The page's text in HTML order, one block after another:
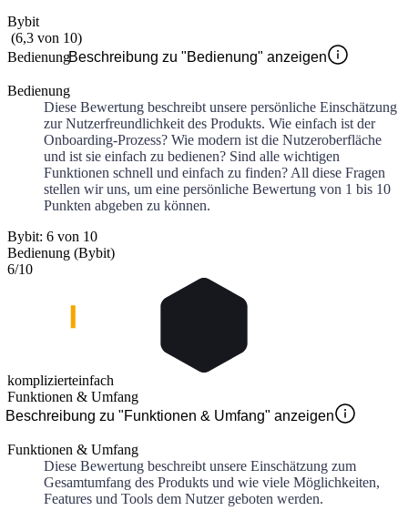
Bybit
(6,3 von 10)
BedienungBeschreibung zu "Bedienung" anzeigen
Bedienung
Diese Bewertung beschreibt unsere persönliche Einschätzung
zur Nutzerfreundlichkeit des Produkts. Wie einfach ist der
Onboarding-Prozess? Wie modern ist die Nutzeroberfläche
und ist sie einfach zu bedienen? Sind alle wichtigen
Funktionen schnell und einfach zu finden? All diese Fragen
stellen wir uns, um eine persönliche Bewertung von 1 bis 10
Punkten abgeben zu können.
Bybit: 6 von 10
Bedienung (Bybit)
6/10
komplizierteinfach
Funktionen & Umfang
Beschreibung zu "Funktionen & Umfang" anzeigen
Funktionen & Umfang
Diese Bewertung beschreibt unsere Einschätzung zum
Gesamtumfang des Produkts und wie viele Möglichkeiten,
Features und Tools dem Nutzer geboten werden.